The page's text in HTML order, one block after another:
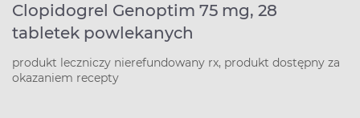
Clopidogrel Genoptim 75 mg, 28
tabletek powlekanych
produkt leczniczy nierefundowany rx, produkt dostępny za
okazaniem recepty